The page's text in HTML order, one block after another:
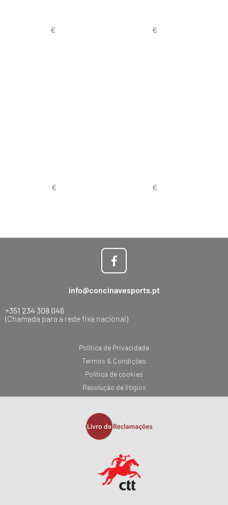
Política de Privacidade
Termos & Condições
Política de cookies
Resolução de litígios
info@concinavesports.pt
+351 234 308 046
(Chamada para a rede fixa nacional)